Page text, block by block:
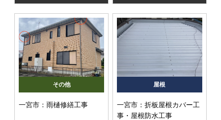
その他
一宮市：雨樋修繕工事
屋根
一宮市：折板屋根カバー工
事・屋根防水工事